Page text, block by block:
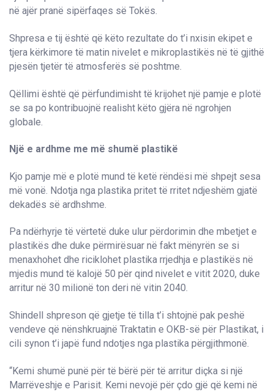
në ajër pranë sipërfaqes së Tokës.
Shpresa e tij është që këto rezultate do t’i nxisin ekipet e
tjera kërkimore të matin nivelet e mikroplastikës në të gjithë
pjesën tjetër të atmosferës së poshtme.
Qëllimi është që përfundimisht të krijohet një pamje e plotë
se sa po kontribuojnë realisht këto gjëra në ngrohjen
globale.
Një e ardhme me më shumë plastikë
Kjo pamje më e plotë mund të ketë rëndësi më shpejt sesa
më vonë. Ndotja nga plastika pritet të rritet ndjeshëm gjatë
dekadës së ardhshme.
Pa ndërhyrje të vërtetë duke ulur përdorimin dhe mbetjet e
plastikës dhe duke përmirësuar në fakt mënyrën se si
menaxhohet dhe riciklohet plastika rrjedhja e plastikës në
mjedis mund të kalojë 50 për qind nivelet e vitit 2020, duke
arritur në 30 milionë ton deri në vitin 2040.
Shindell shpreson që gjetje të tilla t’i shtojnë pak peshë
vendeve që nënshkruajnë Traktatin e OKB-së për Plastikat, i
cili synon t’i japë fund ndotjes nga plastika përgjithmonë.
“Kemi shumë punë për të bërë për të arritur diçka si një
Marrëveshje e Parisit. Kemi nevojë për çdo gjë që kemi në